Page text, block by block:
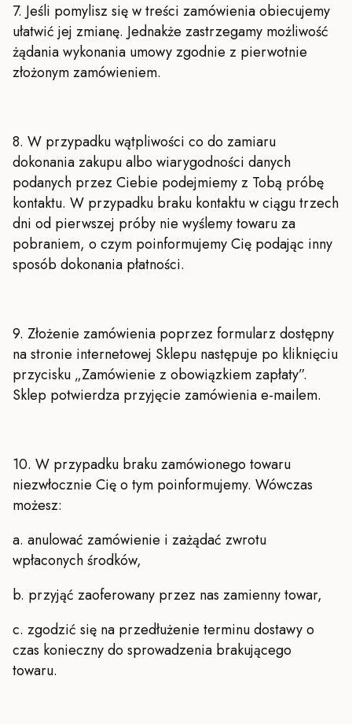
7. Jeśli pomylisz się w treści zamówienia obiecujemy
ułatwić jej zmianę. Jednakże zastrzegamy możliwość
żądania wykonania umowy zgodnie z pierwotnie
złożonym zamówieniem.
8. W przypadku wątpliwości co do zamiaru
dokonania zakupu albo wiarygodności danych
podanych przez Ciebie podejmiemy z Tobą próbę
kontaktu. W przypadku braku kontaktu w ciągu trzech
dni od pierwszej próby nie wyślemy towaru za
pobraniem, o czym poinformujemy Cię podając inny
sposób dokonania płatności.
9. Złożenie zamówienia poprzez formularz dostępny
na stronie internetowej Sklepu następuje po kliknięciu
przycisku „Zamówienie z obowiązkiem zapłaty”.
Sklep potwierdza przyjęcie zamówienia e-mailem.
10. W przypadku braku zamówionego towaru
niezwłocznie Cię o tym poinformujemy. Wówczas
możesz:
a. anulować zamówienie i zażądać zwrotu
wpłaconych środków,
b. przyjąć zaoferowany przez nas zamienny towar,
c. zgodzić się na przedłużenie terminu dostawy o
czas konieczny do sprowadzenia brakującego
towaru.